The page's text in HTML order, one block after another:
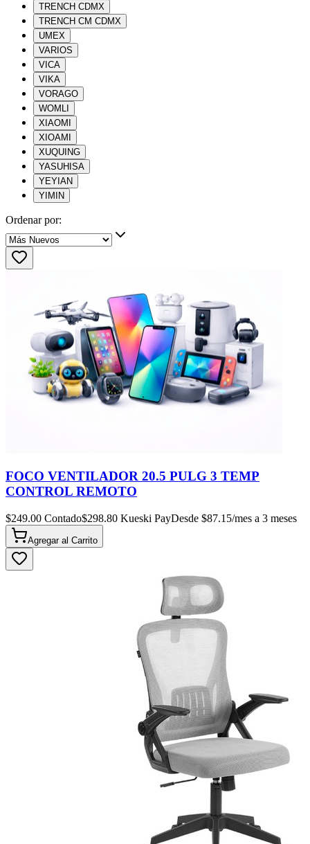
TRENCH CDMX
TRENCH CM CDMX
UMEX
VARIOS
VICA
VIKA
VORAGO
WOMLI
XIAOMI
XIOAMI
XUQUING
YASUHISA
YEYIAN
YIMIN
Ordenar por:
FOCO VENTILADOR 20.5 PULG 3 TEMP
CONTROL REMOTO
$249.00 Contado$298.80 Kueski PayDesde $87.15/mes a 3 meses
Agregar al Carrito